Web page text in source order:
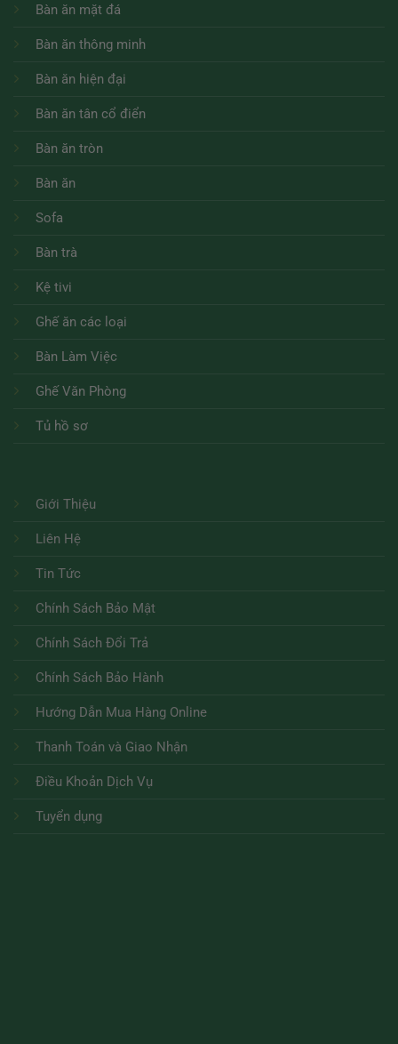
Bàn ăn mặt đá
Bàn ăn thông minh
Bàn ăn hiện đại
Bàn ăn tân cổ điển
Bàn ăn tròn
Bàn ăn
Sofa
Bàn trà
Kệ tivi
Ghế ăn các loại
Bàn Làm Việc
Ghế Văn Phòng
Tủ hồ sơ
Giới Thiệu
Liên Hệ
Tin Tức
Chính Sách Bảo Mật
Chính Sách Đổi Trả
Chính Sách Bảo Hành
Hướng Dẫn Mua Hàng Online
Thanh Toán và Giao Nhận
Điều Khoản Dịch Vụ
Tuyển dụng